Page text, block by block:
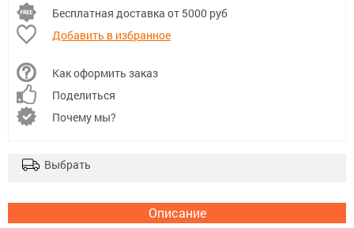
Бесплатная доставка от 5000 руб
Добавить в избранное
Как оформить заказ
Поделиться
Почему мы?
Выбрать
Описание